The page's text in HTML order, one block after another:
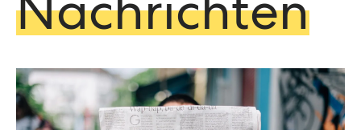
Stuttgart
Nachrichten